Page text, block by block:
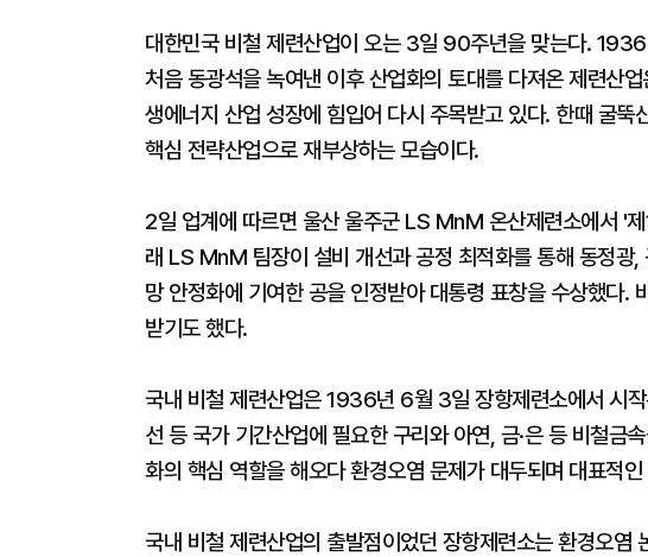
대한민국 비철 제련산업이 오는 3일 90주년을 맞는다.
처음 동광석을 녹여낸 이후 산업화의 토대를 다져온 제련산
생에너지 산업 성장에 힘입어 다시 주목받고 있다. 한때 굴뚝
핵심 전략산업으로 재부상하는 모습이다.
2일 업계에 따르면 울산 울주군 LS MnM 온산제련소에서 '
래 LS MnM 팀장이 설비 개선과 공정 최적화를 통해 동정광
망 안정화에 기여한 공을 인정받아 대통령 표창을 수상했다.
받기도 했다.
국내 비철 제련산업은 1936년 6월 3일 장항제련소에서 시작
선 등 국가 기간산업에 필요한 구리와 아연, 금·은 등 비철금
화의 핵심 역할을 해오다 환경오염 문제가 대두되며 대표적
국내 비철 제련산업의 출발점이었던 장항제련소는 환경오